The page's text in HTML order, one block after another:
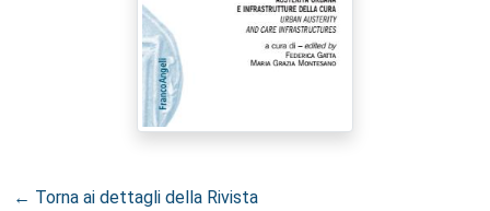
← Torna ai dettagli della Rivista